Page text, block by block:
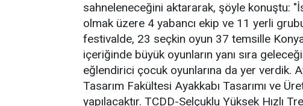
sahneleneceğini aktararak, şöyle konuştu:
olmak üzere 4 yabancı ekip ve 11 yerli
festivalde, 23 seçkin oyun 37 temsille
içeriğinde büyük oyunların yanı sıra
eğlendirici çocuk oyunlarına da yer verdik.
Tasarım Fakültesi Ayakkabı Tasarımı ve
yapılacaktır. TCDD-Selçuklu Yüksek Hızlı